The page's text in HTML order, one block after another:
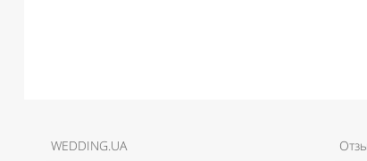
WEDDING.UA